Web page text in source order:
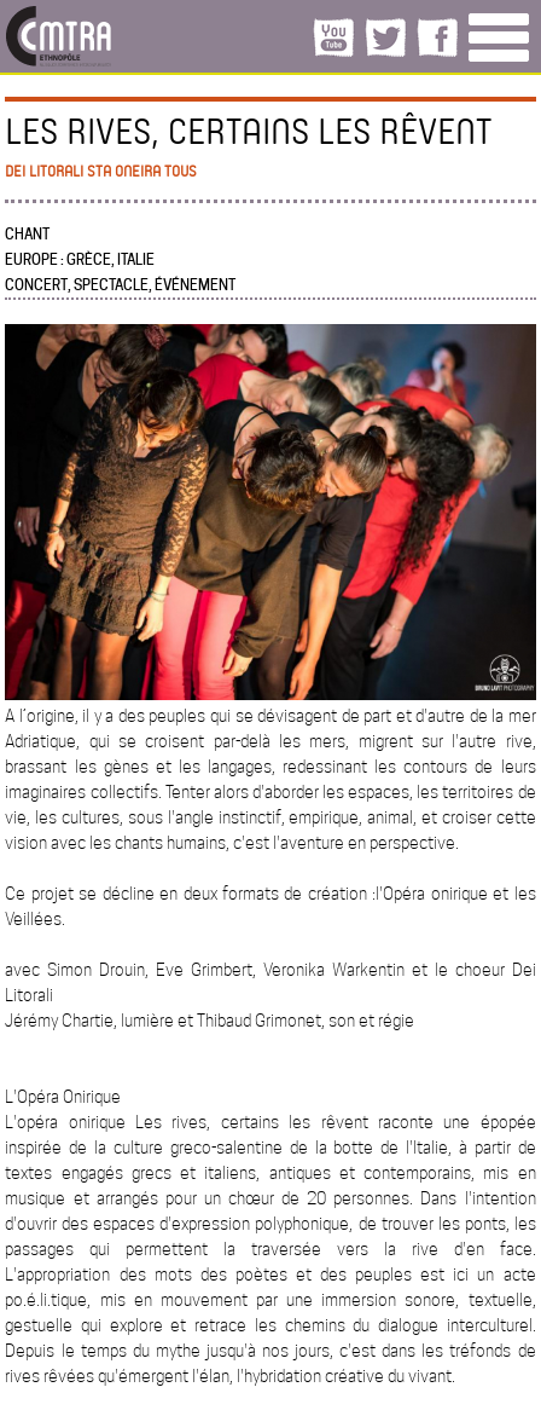
LES RIVES, CERTAINS LES RÊVENT
DEI LITORALI STA ONEIRA TOUS
CHANT
EUROPE : GRÈCE, ITALIE
CONCERT, SPECTACLE, ÉVÉNEMENT
A l’origine, il y a des peuples qui se dévisagent de part et d'autre de la mer
Adriatique, qui se croisent par-delà les mers, migrent sur l'autre rive,
brassant les gènes et les langages, redessinant les contours de leurs
imaginaires collectifs. Tenter alors d'aborder les espaces, les territoires de
vie, les cultures, sous l'angle instinctif, empirique, animal, et croiser cette
vision avec les chants humains, c'est l'aventure en perspective.
Ce projet se décline en deux formats de création :l'Opéra onirique et les
Veillées.
avec Simon Drouin, Eve Grimbert, Veronika Warkentin et le choeur Dei
Litorali
Jérémy Chartie, lumière et Thibaud Grimonet, son et régie
L'Opéra Onirique
L'opéra onirique Les rives, certains les rêvent raconte une épopée
inspirée de la culture greco-salentine de la botte de l'Italie, à partir de
textes engagés grecs et italiens, antiques et contemporains, mis en
musique et arrangés pour un chœur de 20 personnes. Dans l'intention
d'ouvrir des espaces d'expression polyphonique, de trouver les ponts, les
passages qui permettent la traversée vers la rive d'en face.
L'appropriation des mots des poètes et des peuples est ici un acte
po.é.li.tique, mis en mouvement par une immersion sonore, textuelle,
gestuelle qui explore et retrace les chemins du dialogue interculturel.
Depuis le temps du mythe jusqu'à nos jours, c'est dans les tréfonds de
rives rêvées qu'émergent l'élan, l'hybridation créative du vivant.